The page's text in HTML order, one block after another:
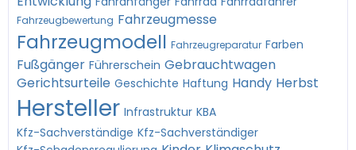
Fahrzeugbewertung Fahrzeugmesse
Fahrzeugmodell Fahrzeugreparatur Farben
Fußgänger Führerschein Gebrauchtwagen
Gerichtsurteile Geschichte Haftung Handy Herbst
Hersteller Infrastruktur KBA
Kfz-Sachverständige Kfz-Sachverständiger